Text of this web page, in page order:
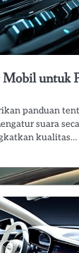
untuk
panduan
suara
kualitas…